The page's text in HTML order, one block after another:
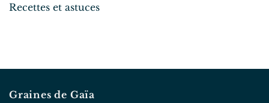
Recettes et astuces
Graines de Gaïa